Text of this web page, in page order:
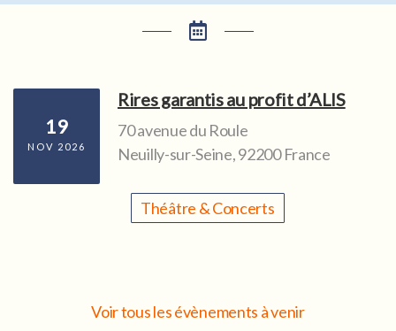
19
NOV 2026
Rires garantis au profit d’ALIS
70 avenue du Roule
Neuilly-sur-Seine,92200 France
Théâtre & Concerts
Voir tous les évènements à venir